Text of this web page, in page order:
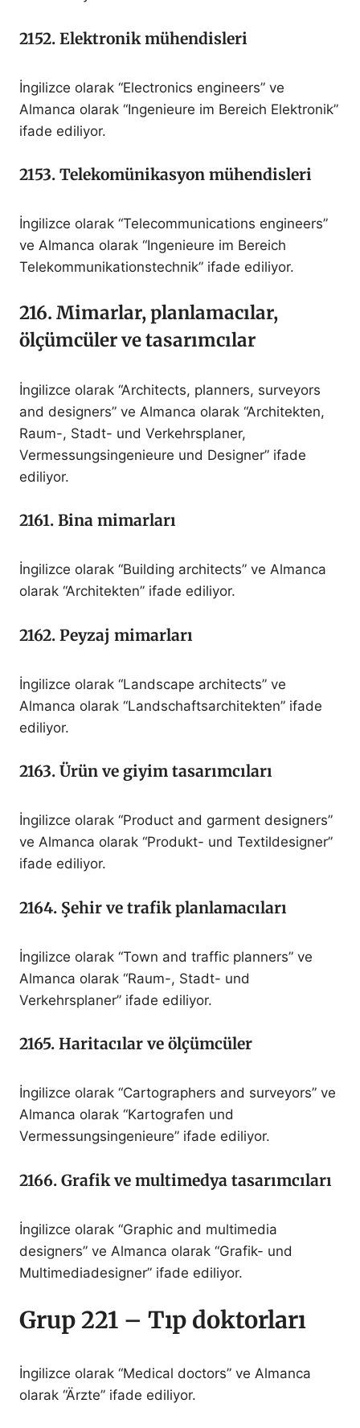
2152. Elektronik mühendisleri
İngilizce olarak “Electronics engineers” ve
Almanca olarak “Ingenieure im Bereich Elektronik”
ifade ediliyor.
2153. Telekomünikasyon mühendisleri
İngilizce olarak “Telecommunications engineers”
ve Almanca olarak “Ingenieure im Bereich
Telekommunikationstechnik” ifade ediliyor.
216. Mimarlar, planlamacılar,
ölçümcüler ve tasarımcılar
İngilizce olarak “Architects, planners, surveyors
and designers” ve Almanca olarak “Architekten,
Raum-, Stadt- und Verkehrsplaner,
Vermessungsingenieure und Designer” ifade
ediliyor.
2161. Bina mimarları
İngilizce olarak “Building architects” ve Almanca
olarak “Architekten” ifade ediliyor.
2162. Peyzaj mimarları
İngilizce olarak “Landscape architects” ve
Almanca olarak “Landschaftsarchitekten” ifade
ediliyor.
2163. Ürün ve giyim tasarımcıları
İngilizce olarak “Product and garment designers”
ve Almanca olarak “Produkt- und Textildesigner”
ifade ediliyor.
2164. Şehir ve trafik planlamacıları
İngilizce olarak “Town and traffic planners” ve
Almanca olarak “Raum-, Stadt- und
Verkehrsplaner” ifade ediliyor.
2165. Haritacılar ve ölçümcüler
İngilizce olarak “Cartographers and surveyors” ve
Almanca olarak “Kartografen und
Vermessungsingenieure” ifade ediliyor.
2166. Grafik ve multimedya tasarımcıları
İngilizce olarak “Graphic and multimedia
designers” ve Almanca olarak “Grafik- und
Multimediadesigner” ifade ediliyor.
Grup 221 – Tıp doktorları
İngilizce olarak “Medical doctors” ve Almanca
olarak “Ärzte” ifade ediliyor.